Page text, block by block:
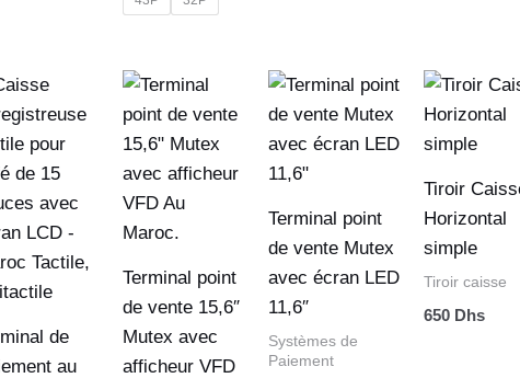
de
au
Terminal point
de vente 15,6″
Mutex avec
afficheur VFD
Le
initial
était :
6,500 Dhs.
Le
actuel
est :
6,200 Dhs.
Terminal point
de vente Mutex
avec écran LED
11,6″
Systèmes de
Paiement
Le
initial
était :
6,900 Dhs.
Le
prix
actuel
est :
Tiroir
Horizontal
simple
Tiroir caisse
650 Dhs